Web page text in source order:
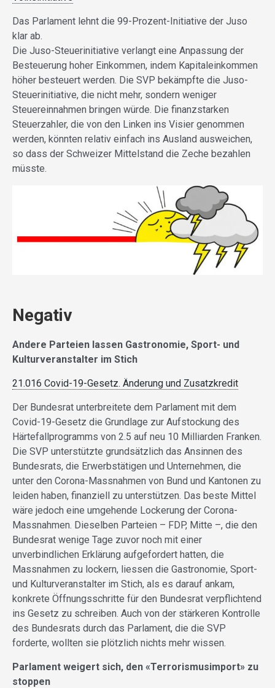
Das Parlament lehnt die 99-Prozent-Initiative der Juso
klar ab.
Die Juso-Steuerinitiative verlangt eine Anpassung der
Besteuerung hoher Einkommen, indem Kapitaleinkommen
höher besteuert werden. Die SVP bekämpfte die Juso-
Steuerinitiative, die nicht mehr, sondern weniger
Steuereinnahmen bringen würde. Die finanzstarken
Steuerzahler, die von den Linken ins Visier genommen
werden, könnten relativ einfach ins Ausland ausweichen,
so dass der Schweizer Mittelstand die Zeche bezahlen
müsste.
Negativ
Andere Parteien lassen Gastronomie, Sport- und
Kulturveranstalter im Stich
21.016 Covid-19-Gesetz. Änderung und Zusatzkredit
Der Bundesrat unterbreitete dem Parlament mit dem
Covid-19-Gesetz die Grundlage zur Aufstockung des
Härtefallprogramms von 2.5 auf neu 10 Milliarden Franken.
Die SVP unterstützte grundsätzlich das Ansinnen des
Bundesrats, die Erwerbstätigen und Unternehmen, die
unter den Corona-Massnahmen von Bund und Kantonen zu
leiden haben, finanziell zu unterstützen. Das beste Mittel
wäre jedoch eine umgehende Lockerung der Corona-
Massnahmen. Dieselben Parteien – FDP, Mitte –, die den
Bundesrat wenige Tage zuvor noch mit einer
unverbindlichen Erklärung aufgefordert hatten, die
Massnahmen zu lockern, liessen die Gastronomie, Sport-
und Kulturveranstalter im Stich, als es darauf ankam,
konkrete Öffnungsschritte für den Bundesrat verpflichtend
ins Gesetz zu schreiben. Auch von der stärkeren Kontrolle
des Bundesrats durch das Parlament, die die SVP
forderte, wollten sie plötzlich nichts mehr wissen.
Parlament weigert sich, den «Terrorismusimport» zu
stoppen